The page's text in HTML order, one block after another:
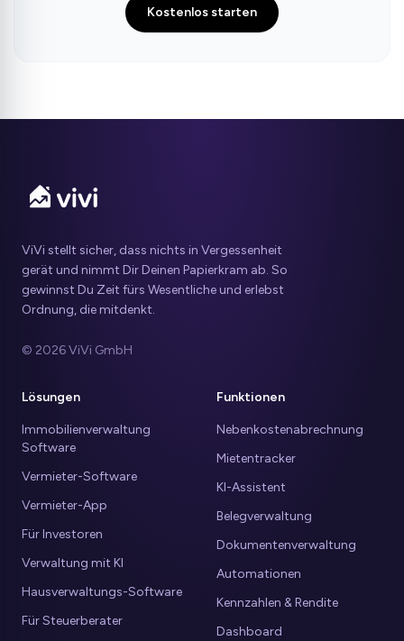
Kostenlos starten
ViVi stellt sicher, dass nichts in Vergessenheit
gerät und nimmt Dir Deinen Papierkram ab. So
gewinnst Du Zeit fürs Wesentliche und erlebst
Ordnung, die mitdenkt.
© 2026 ViVi GmbH
Funktionen
Nebenkostenabrechnung
Mietentracker
KI-Assistent
Belegverwaltung
Dokumentenverwaltung
Automationen
Kennzahlen & Rendite
Dashboard
Lösungen
Immobilienverwaltung
Software
Vermieter-Software
Vermieter-App
Für Investoren
Verwaltung mit KI
Hausverwaltungs-Software
Für Steuerberater